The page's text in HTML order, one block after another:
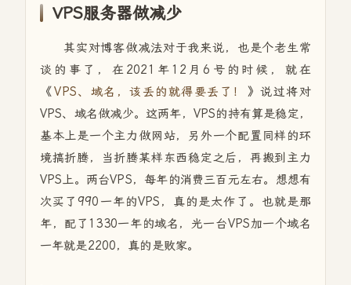
VPS服务器做减少
其实对博客做减法对于我来说，也是个老生常
谈的事了，在2021年12月6号的时候，就在
《VPS、域名，该丢的就得要丢了！
》说过将对
VPS、域名做减少。这两年，VPS的持有算是稳定，
基本上是一个主力做网站，另外一个配置同样的环
境搞折腾，当折腾某样东西稳定之后，再搬到主力
VPS上。两台VPS，每年的消费三百元左右。想想有
次买了990一年的VPS，真的是太作了。也就是那
年，配了1330一年的域名，光一台VPS加一个域名
一年就是2200，真的是败家。